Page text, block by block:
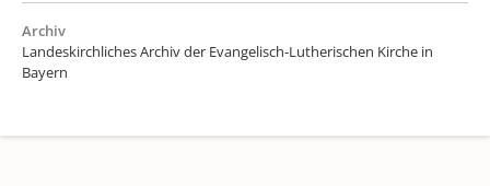
Archiv
Landeskirchliches Archiv der Evangelisch-Lutherischen Kirche in
Bayern